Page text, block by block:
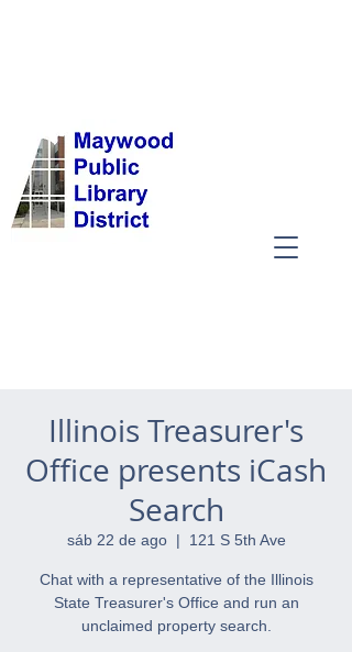
Illinois Treasurer's
Office presents iCash
Search
sáb 22 de ago
  |
121 S 5th Ave
Chat with a representative of the Illinois
State Treasurer's Office and run an
unclaimed property search.